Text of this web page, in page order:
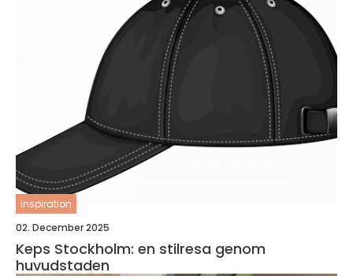
inspiration
02. December 2025
Keps Stockholm: en stilresa genom
huvudstaden